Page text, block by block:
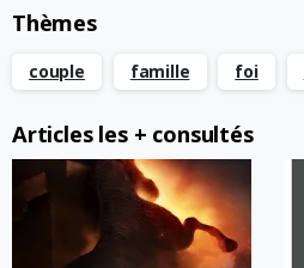
Thèmes
couple famille foi
Articles les + consultés